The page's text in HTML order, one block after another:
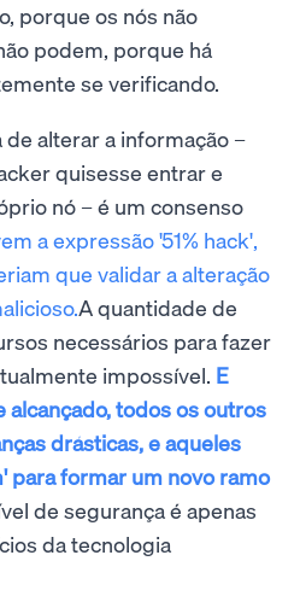
porque os nós não
podem, porque há
se verificando.
de alterar a informação –
quisesse entrar e
nó – é um consenso
a expressão '51% hack',
que validar a alteração
A quantidade de
necessários para fazer
impossível. E
todos os outros
drásticas, e aqueles
para formar um novo ramo
de segurança é apenas
da tecnologia